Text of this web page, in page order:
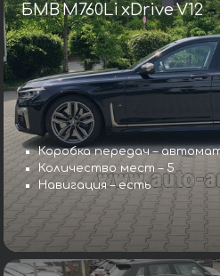
БМВ M760Li xDrive V12
Коробка передач –
Количество мест – 5
Навигация – есть